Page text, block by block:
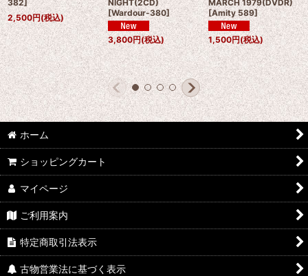
382]
2,500円(税込)
NIGHT(2CD)
[Wardour-380]
3,800円(税込)
MARCH 1979(DVDR)
[Amity 589]
1,500円(税込)
ホーム
ショッピングカート
マイページ
ご利用案内
特定商取引法表示
古物営業法に基づく表示